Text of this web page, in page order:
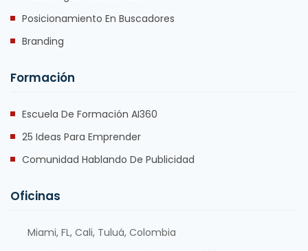
Posicionamiento En Buscadores
Branding
Formación
Escuela De Formación AI360
25 Ideas Para Emprender
Comunidad Hablando De Publicidad
Oficinas
Miami, FL, Cali, Tuluá, Colombia